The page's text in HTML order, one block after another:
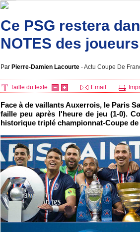
Ce PSG restera
NOTES des
Par Pierre-Damien Lacourte -Actu Coupe De
Taille du texte: Email
Face à de vaillants Auxerrois, le Paris
faille peu après l'heure de jeu (1-0).
historique triplé championnat-Coupe